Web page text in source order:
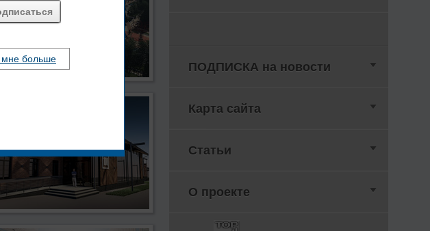
ПОДПИСКА на новости
Карта сайта
Статьи
О проекте
мне больше